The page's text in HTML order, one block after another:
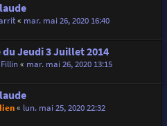
« mar. mai 26, 2020 16:40
Jeudi 3 Juillet 2014
« mar. mai 26, 2020 13:15
« lun. mai 25, 2020 22:32